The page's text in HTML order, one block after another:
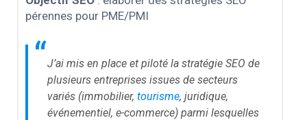
pérennes pour PME/PMI
“J’ai mis en place et piloté la stratégie SEO de
plusieurs entreprises issues de secteurs
variés (immobilier, tourisme, juridique,
événementiel, e-commerce) parmi lesquelles